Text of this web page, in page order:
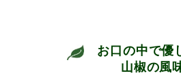
お口の中で優
山椒の風